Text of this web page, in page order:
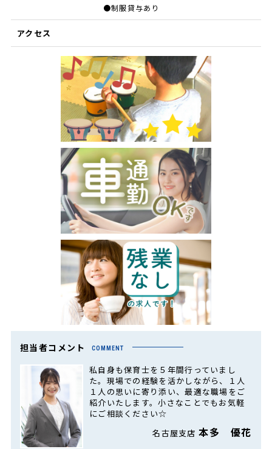
●制服貸与あり
アクセス
担当者コメント COMMENT
私自身も保育士を５年間行っていまし
た。現場での経験を活かしながら、１人
１人の思いに寄り添い、最適な職場をご
紹介いたします。小さなことでもお気軽
にご相談ください☆
名古屋支店本多 優花